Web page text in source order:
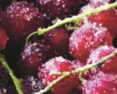
opskrift
mad